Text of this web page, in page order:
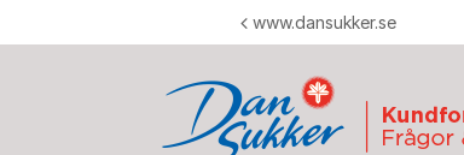
www.dansukker.se